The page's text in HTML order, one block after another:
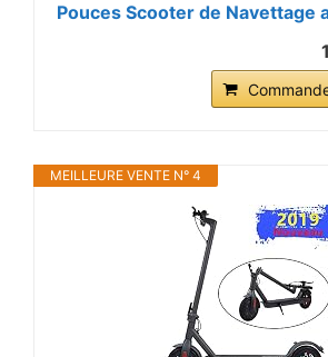
Pouces Scooter de Navettage
MEILLEURE VENTE N° 4